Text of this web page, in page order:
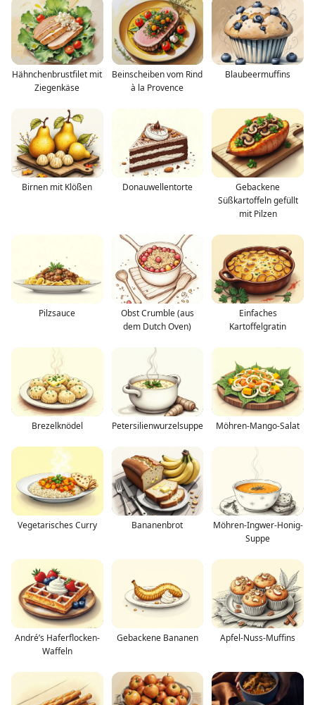
Hähnchenbrustfilet mit
Ziegenkäse
Beinscheiben vom Rind
à la Provence
Blaubeermuffins
Birnen mit Klößen Donauwellentorte
Gebackene
Süßkartoffeln gefüllt
mit Pilzen
Pilzsauce
Obst Crumble (aus
dem Dutch Oven)
Einfaches
Kartoffelgratin
Brezelknödel Petersilienwurzelsuppe Möhren-Mango-Salat
Vegetarisches Curry Bananenbrot
Möhren-Ingwer-Honig-
Suppe
André’s Haferflocken-
Waffeln
Gebackene Bananen Apfel-Nuss-Muffins